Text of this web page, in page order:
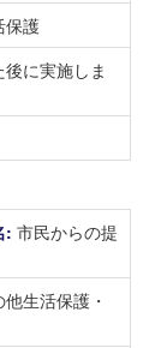
保護
に実施しま
: 市民からの提
生活保護・